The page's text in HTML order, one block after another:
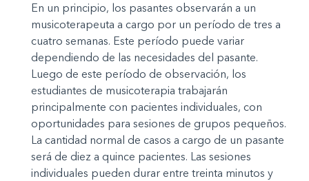
En un principio, los pasantes observarán a un
musicoterapeuta a cargo por un período de tres a
cuatro semanas. Este período puede variar
dependiendo de las necesidades del pasante.
Luego de este período de observación, los
estudiantes de musicoterapia trabajarán
principalmente con pacientes individuales, con
oportunidades para sesiones de grupos pequeños.
La cantidad normal de casos a cargo de un pasante
será de diez a quince pacientes. Las sesiones
individuales pueden durar entre treinta minutos y